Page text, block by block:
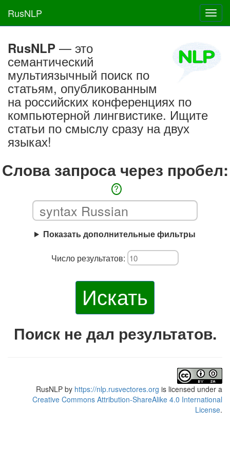
RusNLP
RusNLP — это
семантический
мультиязычный поиск по
статьям, опубликованным
на российских конференциях по
компьютерной лингвистике. Ищите
статьи по смыслу сразу на двух
языках!
Слова запроса через пробел:
?
Показать дополнительные фильтры
Число результатов:
Искать
Поиск не дал результатов.
RusNLP by https://nlp.rusvectores.org is licensed under a
Creative Commons Attribution-ShareAlike 4.0 International
License.